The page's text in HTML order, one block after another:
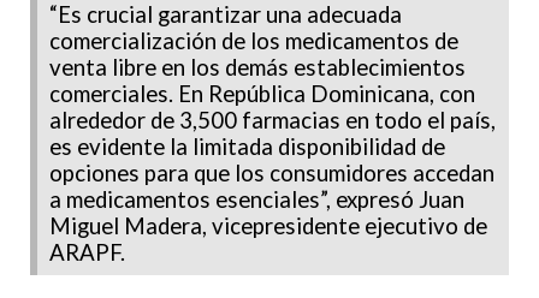
“Es crucial garantizar una adecuada
comercialización de los medicamentos de
venta libre en los demás establecimientos
comerciales. En República Dominicana, con
alrededor de 3,500 farmacias en todo el país,
es evidente la limitada disponibilidad de
opciones para que los consumidores accedan
a medicamentos esenciales”, expresó Juan
Miguel Madera, vicepresidente ejecutivo de
ARAPF.